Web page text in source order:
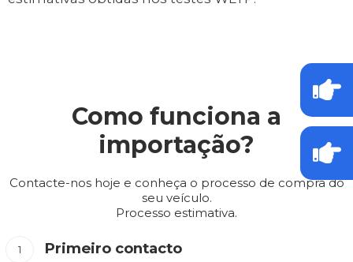
Como funciona a
importação?
Contacte-nos hoje e conheça o processo de compra do
seu veículo.
Processo estimativa.
Primeiro contacto